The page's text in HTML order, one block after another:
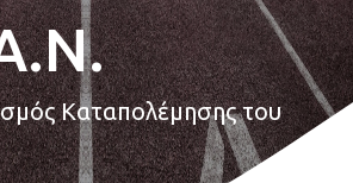
Καταπολέμησης του